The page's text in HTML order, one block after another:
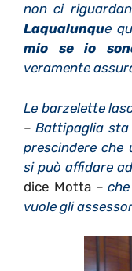
non ci
Laqualunque
mio se io
veramente
Le barzelette
–Battipaglia sta
prescindere
si può affidare
dice Motta –
vuole gli